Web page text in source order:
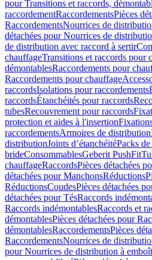
pour Transitions et raccords,
raccordementRaccordementsPièces
RaccordementsNourrices de
détachées pour Nourrices de
de distribution avec raccord à sertir
chauffageTransitions et raccords pour
démontablesRaccordements pour
Raccordements pour chauffage
raccordsIsolations pour raccordements
raccordsÉtanchéités pour raccords
tubesRecouvrement pour raccords
protection et aides à l'insertion
raccordementsArmoires de distribution
distributionJoints d’étanchéitéPacks
brideConsommablesGeberit PushFit
chauffageRaccordsPièces détachées
détachées pour ManchonsRéductions
RéductionsCoudesPièces détachées
détachées pour TésRaccords
Raccords indémontablesRaccords et
démontablesPièces détachées pour
démontablesRaccordementsPièces
RaccordementsNourrices de
pour Nourrices de distribution à